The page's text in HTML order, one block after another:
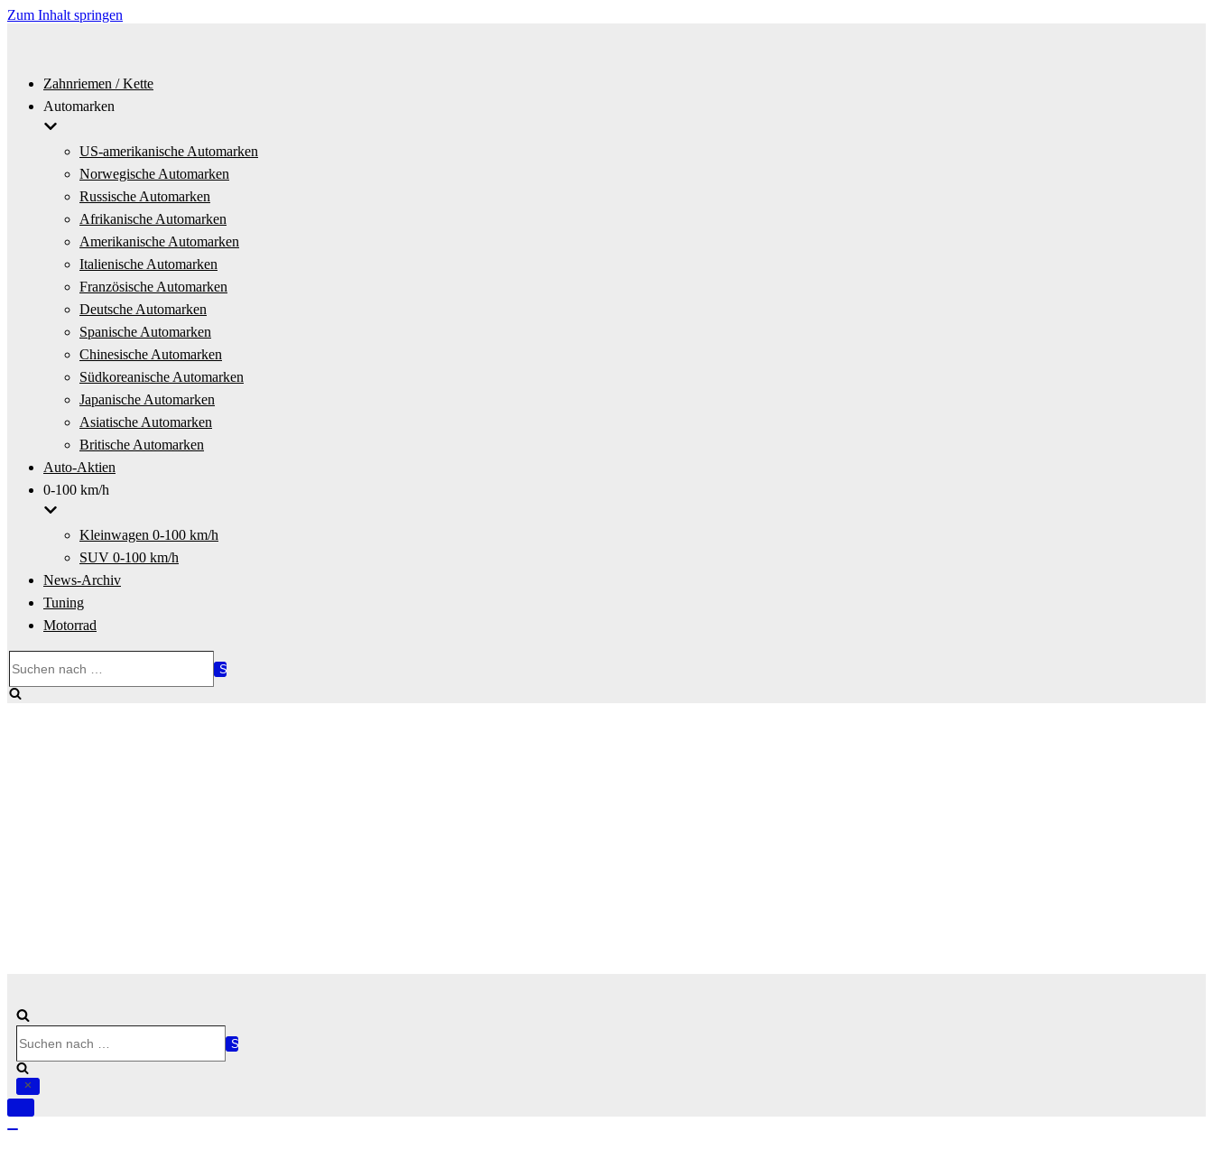
Zum Inhalt springen
Zahnriemen / Kette
Automarken
US-amerikanische Automarken
Norwegische Automarken
Russische Automarken
Afrikanische Automarken
Amerikanische Automarken
Italienische Automarken
Französische Automarken
Deutsche Automarken
Spanische Automarken
Chinesische Automarken
Südkoreanische Automarken
Japanische Automarken
Asiatische Automarken
Britische Automarken
Auto-Aktien
0-100 km/h
Kleinwagen 0-100 km/h
SUV 0-100 km/h
News-Archiv
Tuning
Motorrad
nach …
nach …
Navigation